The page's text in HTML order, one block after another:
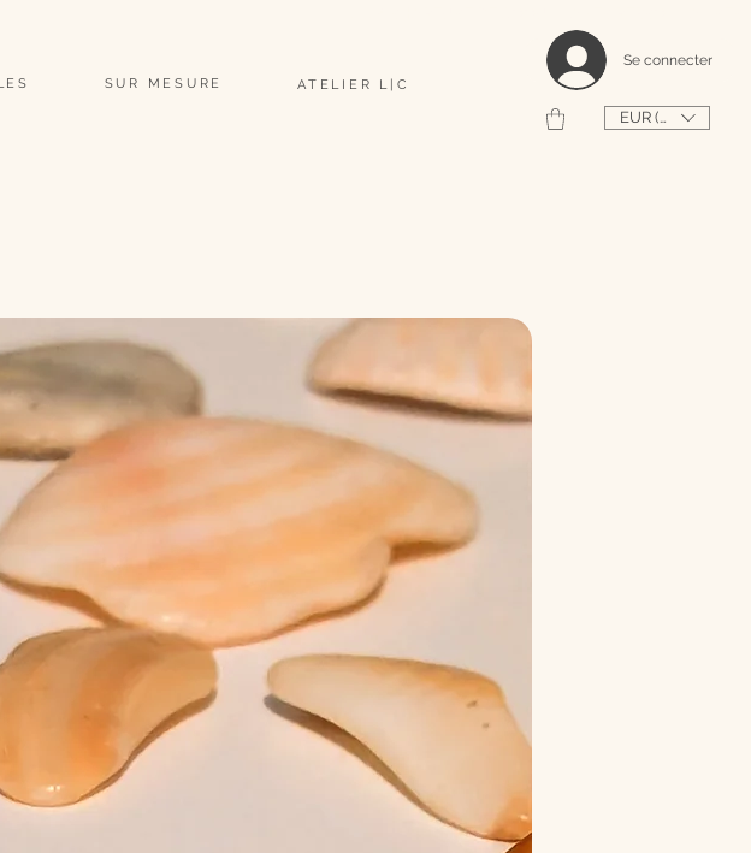
SUR MESURE ATELIER L|C
Se connecter
EUR (€)